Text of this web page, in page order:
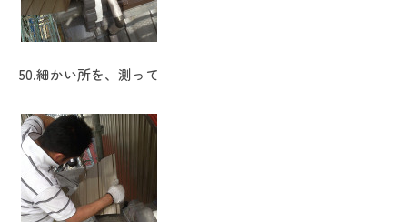
50.細かい所を、測って